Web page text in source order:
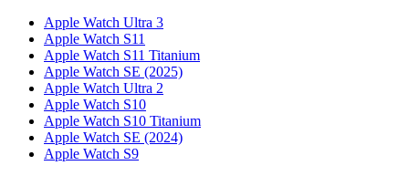
Apple Watch Ultra 3
Apple Watch S11
Apple Watch S11 Titanium
Apple Watch SE (2025)
Apple Watch Ultra 2
Apple Watch S10
Apple Watch S10 Titanium
Apple Watch SE (2024)
Apple Watch S9